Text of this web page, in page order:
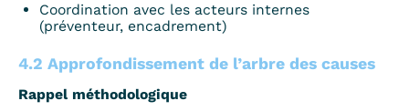
Coordination avec les acteurs internes
(préventeur, encadrement)
4.2 Approfondissement de l’arbre des causes
Rappel méthodologique